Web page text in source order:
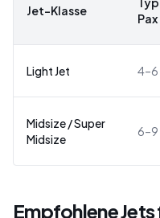
Jet-Klasse
Pax
Light Jet 4–6
Midsize / Super
Midsize
6–9
Empfohlene